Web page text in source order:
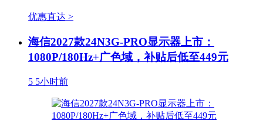
优惠直达 >
海信2027款24N3G-PRO显示器上市：
1080P/180Hz+广色域，补贴后低至449元
5 5小时前